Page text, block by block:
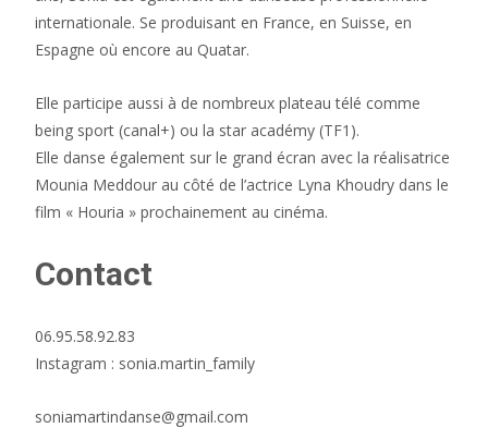
internationale. Se produisant en France, en Suisse, en
Espagne où encore au Quatar.
Elle participe aussi à de nombreux plateau télé comme
being sport (canal+) ou la star académy (TF1).
Elle danse également sur le grand écran avec la réalisatrice
Mounia Meddour au côté de l’actrice Lyna Khoudry dans le
film « Houria » prochainement au cinéma.
Contact
06.95.58.92.83
Instagram : sonia.martin_family
soniamartindanse@gmail.com